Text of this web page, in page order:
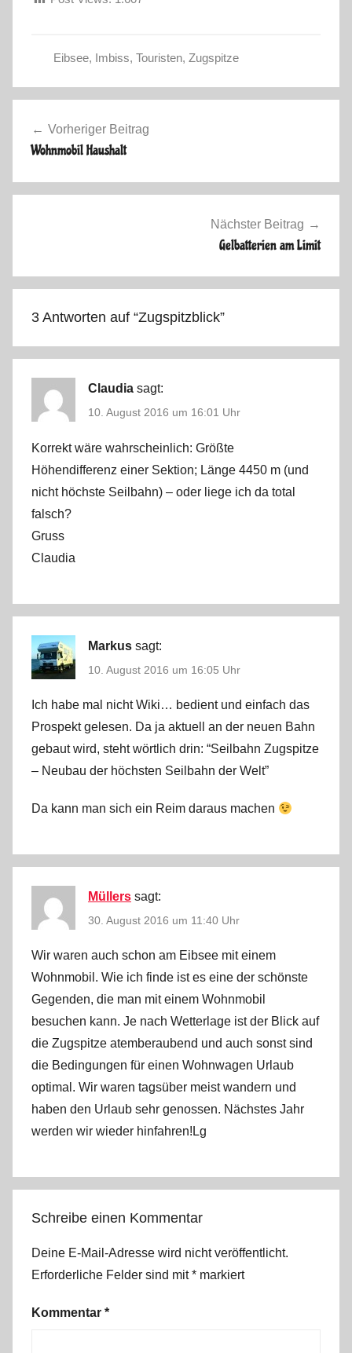
o
e
r
Eibsee, Imbiss, Touristen, Zugspitze
Vorheriger Beitrag
Wohnmobil Haushalt
Nächster Beitrag
Gelbatterien am Limit
3 Antworten auf “Zugspitzblick”
Claudia sagt:
10. August 2016 um 16:01 Uhr
Korrekt wäre wahrscheinlich: Größte
Höhendifferenz einer Sektion; Länge 4450 m (und
nicht höchste Seilbahn) – oder liege ich da total
falsch?
Gruss
Claudia
Markus sagt:
10. August 2016 um 16:05 Uhr
Ich habe mal nicht Wiki… bedient und einfach das
Prospekt gelesen. Da ja aktuell an der neuen Bahn
gebaut wird, steht wörtlich drin: “Seilbahn Zugspitze
– Neubau der höchsten Seilbahn der Welt”
Da kann man sich ein Reim daraus machen
Müllers sagt:
30. August 2016 um 11:40 Uhr
Wir waren auch schon am Eibsee mit einem
Wohnmobil. Wie ich finde ist es eine der schönste
Gegenden, die man mit einem Wohnmobil
besuchen kann. Je nach Wetterlage ist der Blick auf
die Zugspitze atemberaubend und auch sonst sind
die Bedingungen für einen Wohnwagen Urlaub
optimal. Wir waren tagsüber meist wandern und
haben den Urlaub sehr genossen. Nächstes Jahr
werden wir wieder hinfahren!Lg
Schreibe einen Kommentar
Deine E-Mail-Adresse wird nicht veröffentlicht.
Erforderliche Felder sind mit* markiert
Kommentar *